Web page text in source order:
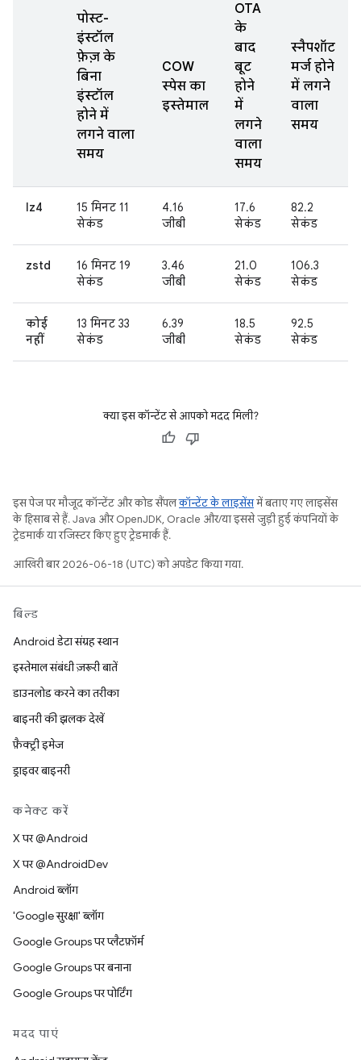
पोस्ट-
इंस्टॉल
फ़ेज़ के
बिना
इंस्टॉल
होने में
लगने वाला
समय
COW
स्पेस का
इस्तेमाल
OTA
के
बाद
बूट
होने
में
लगने
वाला
समय
स्नैपशॉट
मर्ज होने
में लगने
वाला
समय
lz4
15 मिनट 11
सेकंड
4.16
जीबी
17.6
सेकंड
82.2
सेकंड
zstd
16 मिनट 19
सेकंड
3.46
जीबी
21.0
सेकंड
106.3
सेकंड
कोई
नहीं
13 मिनट 33
सेकंड
6.39
जीबी
18.5
सेकंड
92.5
सेकंड
क्या इस कॉन्टेंट से आपको मदद मिली?
इस पेज पर मौजूद कॉन्टेंट और कोड सैंपलकॉन्टेंट के लाइसेंसमें बताए गए लाइसेंस
के हिसाब से हैं. Java और OpenJDK, Oracle और/या इससे जुड़ी हुई कंपनियों के
ट्रेडमार्क या रजिस्टर किए हुए ट्रेडमार्क हैं.
आखिरी बार 2026-06-18 (UTC) को अपडेट किया गया.
बिल्ड
Android डेटा संग्रह स्थान
इस्तेमाल संबंधी ज़रूरी बातें
डाउनलोड करने का तरीका
बाइनरी की झलक देखें
फ़ैक्ट्री इमेज
ड्राइवर बाइनरी
कनेक्ट करें
X पर @Android
X पर @AndroidDev
Android ब्लॉग
'Google सुरक्षा' ब्लॉग
Google Groups पर प्लैटफ़ॉर्म
Google Groups पर बनाना
Google Groups पर पोर्टिंग
मदद पाएं